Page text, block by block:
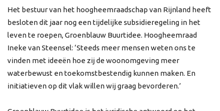
Het bestuur van het hoogheemraadschap van Rijnland heeft
besloten dit jaar nog een tijdelijke subsidieregeling in het
leven te roepen, Groenblauw Buurtidee. Hoogheemraad
Ineke van Steensel: ‘Steeds meer mensen weten ons te
vinden met ideeën hoe zij de woonomgeving meer
waterbewust en toekomstbestendig kunnen maken. En
initiatieven op dit vlak willen wij graag bevorderen.’